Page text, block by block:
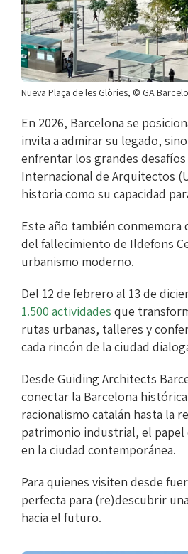
Nueva Plaça de les Glòries, © GA
En 2026, Barcelona se
invita a admirar su legado,
enfrentar los grandes
Internacional de Arquitectos
historia como su capacidad
Este año también
del fallecimiento de Ildefons
urbanismo moderno.
Del 12 de febrero al 13 de
1.500 actividades que
rutas urbanas, talleres y
cada rincón de la ciudad
Desde Guiding Architects
conectar la Barcelona
racionalismo catalán hasta la
patrimonio industrial, el papel
en la ciudad contemporánea.
Para quienes visiten desde
perfecta para (re)descubrir
hacia el futuro.